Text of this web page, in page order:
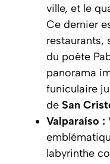
ville, et le
Ce dernier
restaurants,
du poète
panorama
funiculaire
de San
Valparaíso :
labyrinthe